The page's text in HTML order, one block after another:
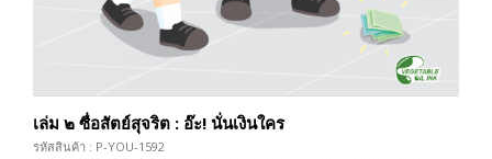
เล่ม ๒ ซื่อสัตย์สุจริต : อ๊ะ! นั่นเงินใคร
รหัสสินค้า : P-YOU-1592